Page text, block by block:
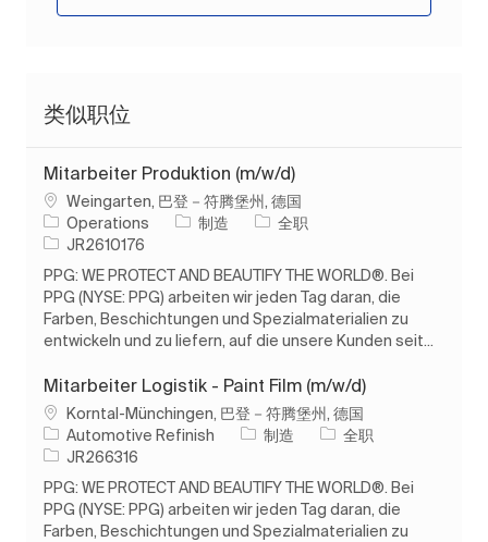
类似职位
Mitarbeiter Produktion (m/w/d)
位置Weingarten, 巴登－符腾堡州, 德国
Operations
类别制造 工作类型
全职
作业 ID
JR2610176
PPG: WE PROTECT AND BEAUTIFY THE WORLD®. Bei
PPG (NYSE: PPG) arbeiten wir jeden Tag daran, die
Farben, Beschichtungen und Spezialmaterialien zu
entwickeln und zu liefern, auf die unsere Kunden seit...
Mitarbeiter Logistik - Paint Film (m/w/d)
位置Korntal-Münchingen, 巴登－符腾堡州, 德国
Automotive Refinish
类别制造 工作类型
全职
作业 ID
JR266316
PPG: WE PROTECT AND BEAUTIFY THE WORLD®. Bei
PPG (NYSE: PPG) arbeiten wir jeden Tag daran, die
Farben, Beschichtungen und Spezialmaterialien zu